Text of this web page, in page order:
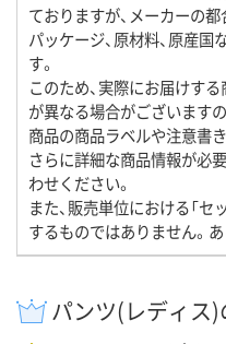
ておりますが、メーカーの都
パッケージ、原材料、原産
す。
このため、実際にお届けす
が異なる場合がございます
商品の商品ラベルや注意書
さらに詳細な商品情報が必
わせください。
また、販売単位における「セ
するものではありません。
パンツ(レディス